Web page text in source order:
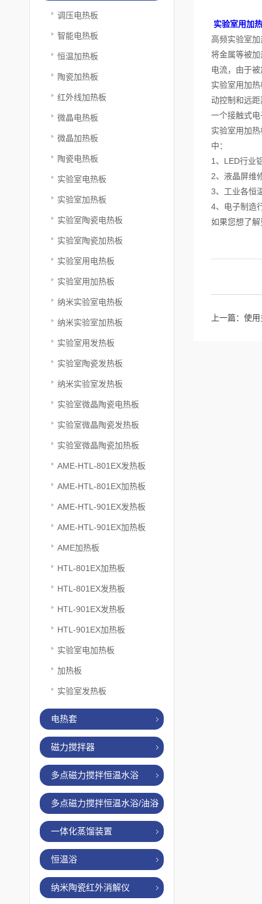
调压电热板
智能电热板
恒温加热板
陶瓷加热板
红外线加热板
微晶电热板
微晶加热板
陶瓷电热板
实验室电热板
实验室加热板
实验室陶瓷电热板
实验室陶瓷加热板
实验室用电热板
实验室用加热板
纳米实验室电热板
纳米实验室加热板
实验室用发热板
实验室陶瓷发热板
纳米实验室发热板
实验室微晶陶瓷电热板
实验室微晶陶瓷发热板
实验室微晶陶瓷加热板
AME-HTL-801EX发热板
AME-HTL-801EX加热板
AME-HTL-901EX发热板
AME-HTL-901EX加热板
AME加热板
HTL-801EX加热板
HTL-801EX发热板
HTL-901EX发热板
HTL-901EX加热板
实验室电加热板
加热板
实验室发热板
电热套
磁力搅拌器
多点磁力搅拌恒温水浴
多点磁力搅拌恒温水浴/油浴
一体化蒸馏装置
恒温浴
纳米陶瓷红外消解仪
实验室用加
高频实验室
将金属等被
电流，由于
实验室用加
动控制和远
一个接触式
实验室用加
中：
1、LED行业
2、液晶屏维
3、工业各恒
4、电子制造
如果您想了
上一篇： 使用